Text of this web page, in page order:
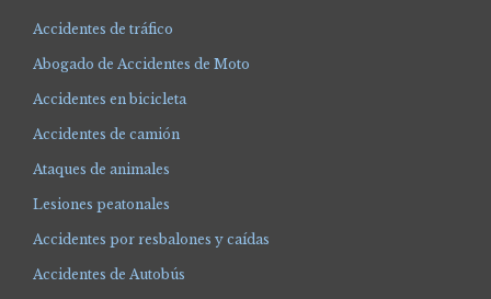
Accidentes de tráfico
Abogado de Accidentes de Moto
Accidentes en bicicleta
Accidentes de camión
Ataques de animales
Lesiones peatonales
Accidentes por resbalones y caídas
Accidentes de Autobús